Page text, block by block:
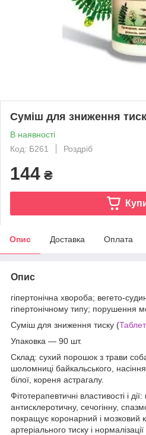
Суміш для зниження
В наявності
Код: Б261
Роздріб
144 ₴
Опис Доставка Оплата
Опис
гіпертонічна хвороба; вегето-
гіпертонічному типу; порушення
Суміш для зниження тиску (
Упаковка — 90 шт.
Склад: сухий порошок з трави
шоломниці байкальського,
білої, кореня астрагалу.
Фітотерапевтичні властивості і
антисклеротичну, сечогінну,
покращує коронарний і мозковий
артеріального тиску і